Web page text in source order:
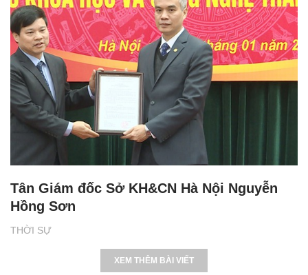
THỜI SỰ
Tân Giám đốc Sở KH&CN Hà Nội Nguyễn
Hồng Sơn
XEM THÊM BÀI VIẾT